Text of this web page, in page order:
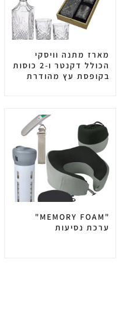
מארז מתנה וויסקי
הכולל דקנטר ו-2 כוסות
בקופסת עץ מהודרת
"MEMORY FOAM"
ערכת נסיעות